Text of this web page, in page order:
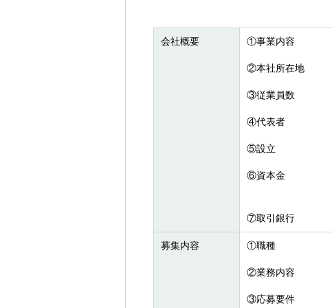
会社概要 ①事業内容
②本社所在地
③従業員数
④代表者
⑤設立
⑥資本金
⑦取引銀行
募集内容 ①職種
②業務内容
③応募要件